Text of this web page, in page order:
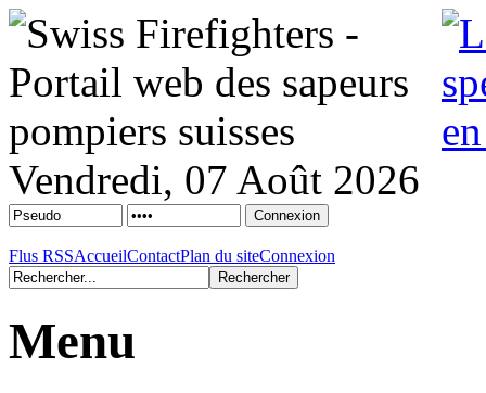
Vendredi, 07 Août 2026
Flus RSSAccueilContactPlan du siteConnexion
Menu